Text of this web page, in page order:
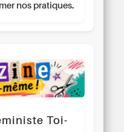
nos pratiques.
Toi-